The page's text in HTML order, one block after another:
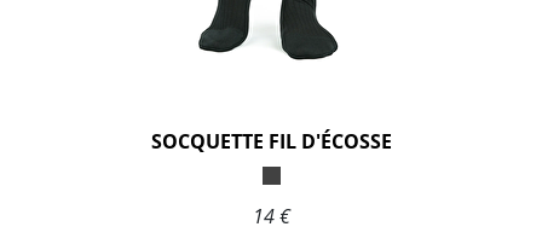
SOCQUETTE FIL D'ÉCOSSE
14 €